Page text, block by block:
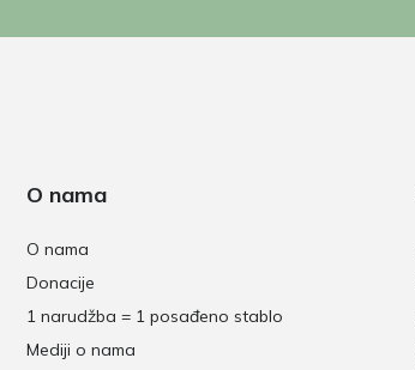
O nama
O nama
Donacije
1 narudžba = 1 posađeno stablo
Mediji o nama